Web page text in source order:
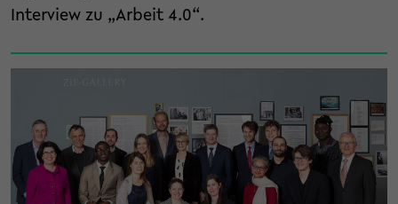
Interview zu „Arbeit 4.0“.